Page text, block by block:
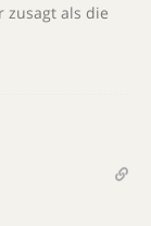
zusagt als die